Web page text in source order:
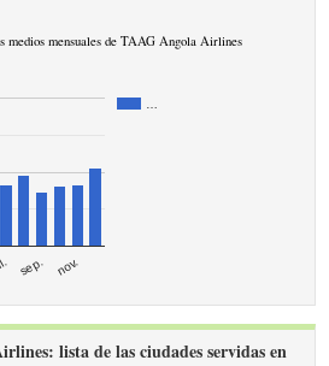
medios mensuales de TAAG Angola Airlines
sep. nov.
lista de las ciudades servidas en